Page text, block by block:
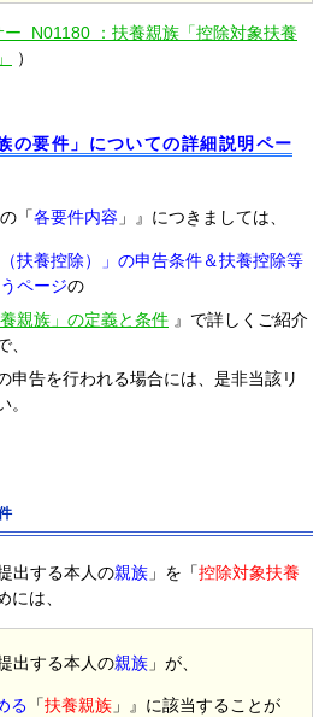
N01180 ：扶養親族「控除対象扶養
）
要件」についての詳細説明ペー
「各要件内容 」』につきましては、
（扶養控除）」の申告条件＆扶養控除等
ページの
親族」の定義と条件 』で詳しくご紹介
、
告を行われる場合には、是非当該リ
。
出する本人の親族 」を「控除対象扶養
には、
出する本人の親族 」が、
る 「扶養親族 」』に該当することが